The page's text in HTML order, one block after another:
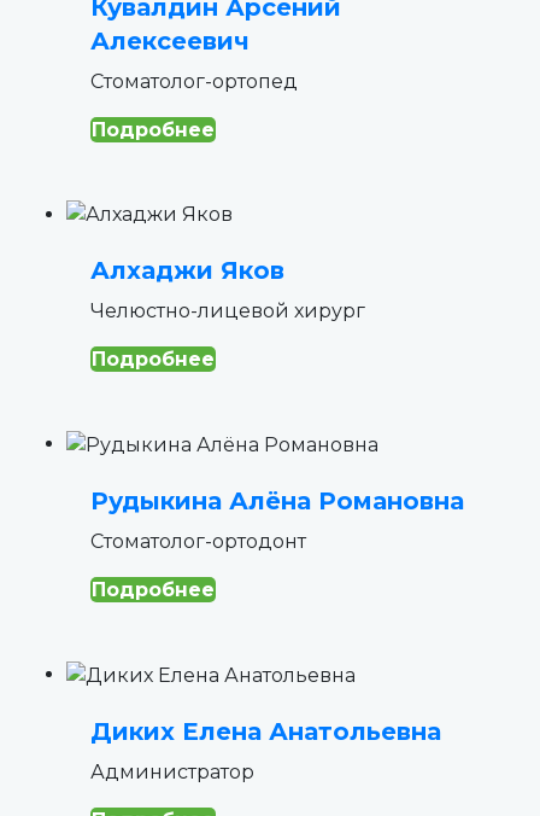
Кувалдин Арсений
Алексеевич
Стоматолог-ортопед
Подробнее
Алхаджи Яков
Челюстно-лицевой хирург
Подробнее
Рудыкина Алёна Романовна
Стоматолог-ортодонт
Подробнее
Диких Елена Анатольевна
Администратор